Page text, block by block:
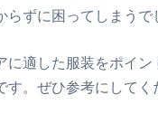
ずに困ってしまうで
適した服装をポイ
。ぜひ参考にしてく